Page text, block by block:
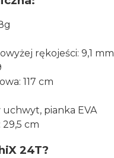
rękojeści: 9,1 mm
117 cm
uchwyt, pianka EVA
cm
24T?